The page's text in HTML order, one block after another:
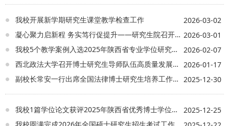
设成果与特色实践育人模式。他表示，本次
培训贴合法律硕士“重实践、强应用”的培养核
心，打通理论教学与实务运用的壁垒；培训
汇聚优秀案例创作者、资深评审专家、视频
制作技术专家开展系统化教学，为全国各法
合培训目标，他分享三点思考，与在场学员
共勉：一是要深耕精品视频案例创作，深入
成果；二是推进校际协同育人，将视频案例
教学融入法硕培养全过程；三是加强经验互
我校开展新学期研究生课堂教学检查工作
2026-03-02
凝心聚力启新程 务实笃行促提升——研究生院召开新学期工作部署会议 2026-03-01
我校5个教学案例入选2025年陕西省专业学位研究生教学案例库
2026-02-07
西北政法大学召开博士研究生导师队伍高质量发展专题会议 2026-01-17
副校长常安一行出席全国法律博士研究生培养工作会议 2025-12-30
我校1篇学位论文获评2025年陕西省优秀博士学位论文
2025-12-25